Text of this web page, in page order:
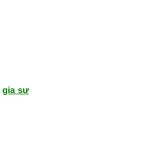
gia sư